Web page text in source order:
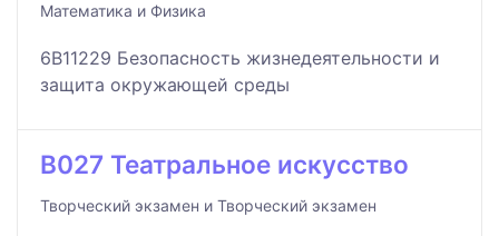
Математика и Физика
6B11229 Безопасность жизнедеятельности и
защита окружающей среды
B027 Театральное искусство
Творческий экзамен и Творческий экзамен